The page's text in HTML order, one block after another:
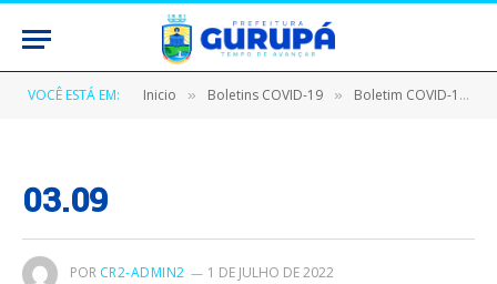
VOCÊ ESTÁ EM: Inicio » Boletins COVID-19 » Boletim COVID-19 (03/09/2020)
03.09
POR CR2-ADMIN2
1 DE JULHO DE 2022